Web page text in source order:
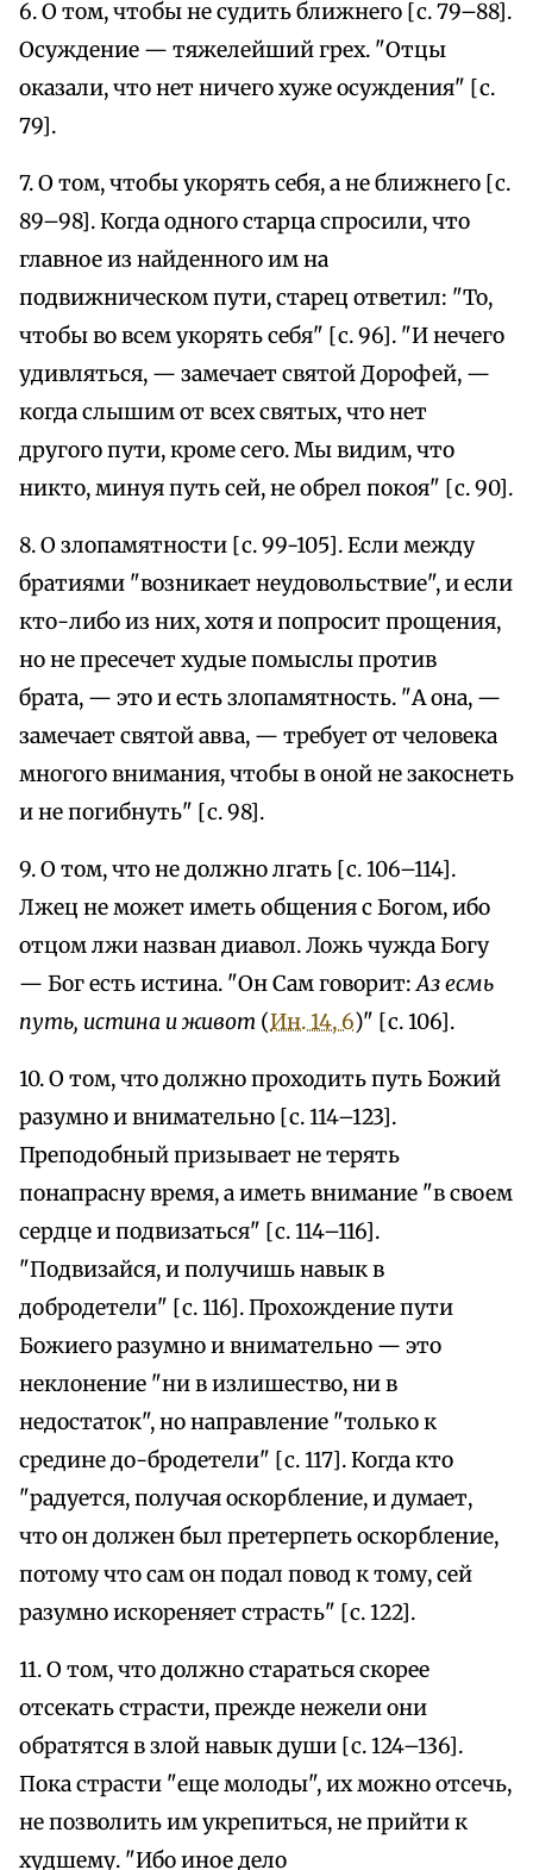
6. О том, чтобы не судить ближнего [с. 79–88].
Осуждение — тяжелейший грех. "Отцы
оказали, что нет ничего хуже осуждения" [с.
79].
7. О том, чтобы укорять себя, а не ближнего [с.
89–98]. Когда одного старца спросили, что
главное из найденного им на
подвижническом пути, старец ответил: "То,
чтобы во всем укорять себя" [с. 96]. "И нечего
удивляться, — замечает святой Дорофей, —
когда слышим от всех святых, что нет
другого пути, кроме сего. Мы видим, что
никто, минуя путь сей, не обрел покоя" [с. 90].
8. О злопамятности [с. 99-105]. Если между
братиями "возникает неудовольствие", и если
кто-либо из них, хотя и попросит прощения,
но не пресечет худые помыслы против
брата, — это и есть злопамятность. "А она, —
замечает святой авва, — требует от человека
многого внимания, чтобы в оной не закоснеть
и не погибнуть" [с. 98].
9. О том, что не должно лгать [с. 106–114].
Лжец не может иметь общения с Богом, ибо
отцом лжи назван диавол. Ложь чужда Богу
— Бог есть истина. "Он Сам говорит:Аз есмь
путь, истина и живот (Ин. 14, 6)" [с. 106].
10. О том, что должно проходить путь Божий
разумно и внимательно [с. 114–123].
Преподобный призывает не терять
понапрасну время, а иметь внимание "в своем
сердце и подвизаться" [с. 114–116].
"Подвизайся, и получишь навык в
добродетели" [с. 116]. Прохождение пути
Божиего разумно и внимательно — это
неклонение "ни в излишество, ни в
недостаток", но направление "только к
средине до-бродетели" [с. 117]. Когда кто
"радуется, получая оскорбление, и думает,
что он должен был претерпеть оскорбление,
потому что сам он подал повод к тому, сей
разумно искореняет страсть" [с. 122].
11. О том, что должно стараться скорее
отсекать страсти, прежде нежели они
обратятся в злой навык души [с. 124–136].
Пока страсти "еще молоды", их можно отсечь,
не позволить им укрепиться, не прийти к
худшему. "Ибо иное дело